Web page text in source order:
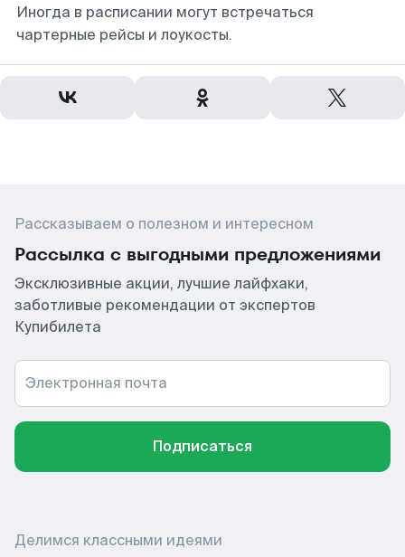
Иногда в расписании могут встречаться
чартерные рейсы и лоукосты.
Рассказываем о полезном и интересном
Рассылка с выгодными предложениями
Эксклюзивные акции, лучшие лайфхаки,
заботливые рекомендации от экспертов
Купибилета
Электронная почта
Подписаться
Делимся классными идеями